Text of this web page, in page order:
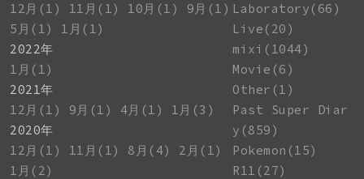
12月(1)
11月(1) 10月(1)
9月(1)
5月(1)
1月(1)
2022年
1月(1)
2021年
12月(1)
9月(1) 4月(1)
1月(3)
2020年
12月(1)
11月(1) 8月(4)
2月(1)
1月(2)
Laboratory(66)
Live(20)
mixi(1044)
Movie(6)
Other(1)
Past Super Diar
y(859)
Pokemon(15)
R11(27)